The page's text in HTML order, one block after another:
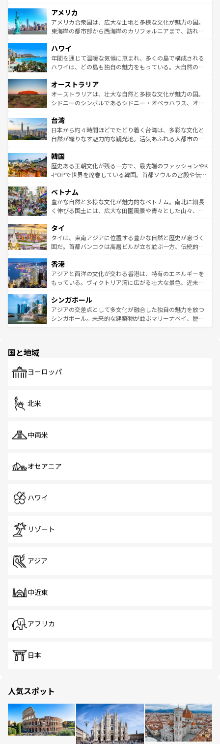
ンツ一覧を参照してほしい。
の建物がそのまま残る町や、スイスならではのユニークな
博物館もあり、アルプス観光だけでなく町歩きも満喫する
ことができる。国民の所得が高いため物価も高いが、旅行
ば市内交通費無料で観光を楽しむこともできる。 なお、新
着のスイス情報はコンテンツ一覧 を参照してほしい。
アメリカ
アメリカ合衆国は、広大な土地と多様な文化が魅力の国。
東海岸の都市部から西海岸のカリフォルニアまで、訪れる
のような巨大都市は、観光、ショッピング、エンターテイ
ンメントが詰まった刺激的なスポットだ。一方、アメリカ
西部には大自然が広がり、グランドキャニオンやイエロー
部のニューオーリンズでは、音楽と美食が融合した独特の
文化が魅力。旅行者はアメリカの各地域で異なる魅力を楽
しみながら、その多様性と豊かな歴史を感じることができ
ならではの贅沢な旅のスタイルだ。 なお、新着のアメリカ
情報はコンテンツ一覧を参照してほしい。
ハワイ
年間を通じて温暖な気候に恵まれ、多くの島で構成される
ハワイは、どの島も独自の魅力をもっている。大自然の神
ワイ島は見逃せない。また、定番の観光地といえばオアフ
島だが、静かな自然を求めるならマウイ島やカウアイ島が
おすすめ。エメラルドグリーンに輝く海をはじめ、豊かな
れるおもてなしの心で訪れる人々を迎えてくれるハワイの
人々、おいしいローカルフードやハワイアンミュージッ
ク、伝統的なフラダンスなど、すべてがハワイの魅力を彩
ワイを、存分に味わってほしい。 なお、新着のハワイ情報
はコンテンツ一覧を参照してほしい。
オーストラリア
オーストラリアは、壮大な自然と多様な文化が魅力の国。
シドニーのシンボルであるシドニー・オペラハウス、オー
リアリーフや大陸中央部にそびえるウルル（エアーズロッ
ク）、タスマニアの美しい原生林やケアンズの熱帯雨林な
ど、見どころがたくさん。また、カフェやワイン、オージ
いる。アクティビティも充実しており、サーフィンやダイ
ビング、ハイキングなど、アウトドア好きにはたまらな
い。オーストラリアの多彩な魅力を存分に味わいつくそ
参照してほしい。
台湾
日本から約４時間ほどでたどり着く台湾は、多彩な文化と
自然が織りなす魅力的な観光地。活気あふれる大都市の台
ン）、静ひつな山岳地帯である台湾東部など、都市の喧騒
と山間の静けさが共存しており、訪れる人に新しい発見と
驚きをもたらしてくれる。また、奥深い台湾の食文化も魅
容にもいいと評判のスイーツなど、バラエティ豊かな料理
が味わえる。 なお、新着の台湾情報は コンテンツ一覧を参
照してほしい。
韓国
歴史ある王朝文化が残る一方で、最先端のファッションやK
-POPで世界を席巻している韓国。首都ソウルの宮殿や伝統
き、地方に足を延ばせば四季折々の自然美を楽しむことが
できる。そして、キムチや焼肉、絶品のストリートフード
まで、さまざまな韓国料理が待っている。夜には、韓国な
リティに包まれながら、韓国の多彩な魅力を心ゆくまで味
わってみてほしい。 なお、新着の韓国情報はコンテンツ一
覧を参照してほしい。
ベトナム
豊かな自然と多様な文化が魅力的なベトナム。南北に細長
く伸びる国土には、広大な田園風景や青々とした山々、世
急速な発展と共に伝統が息づく。ハノイの古い町並みやホ
ーチミン市のフランス統治時代の建物も、独特の雰囲気を
醸し出している。また、バラエティの豊かさとおいしさで
とつ。フォーやバインミー、ベトナムコーヒーなどは、ぜ
ひ現地で味わいたい。どの地域を訪れてもあたたかい人々
が旅行者を迎えてくれるので、きっと忘れられない旅にな
参照してほしい。
タイ
タイは、東南アジアに位置する豊かな自然と歴史が息づく
国だ。首都バンコクは高層ビルが立ち並ぶ一方、伝統的な
の活気が交差している。北部ではチェンマイなどの山岳地
帯で自然と触れ合い、南部ではプーケットやクラビの美し
いビーチでリゾート気分を楽しむことができる。タイ料理
激する。気候は一年中温暖で、どの季節にも異なる楽しみ
が待っている。親しみやすいタイの人々、仏教を中心とし
た文化、そして多様な観光資源が、訪れる旅人を魅了し続
香港
アジアと西洋の文化が交わる香港は、特有のエネルギーを
もっている。ヴィクトリア湾に広がる壮大な景色、近未来
み、どこを訪れても感動するはず。観光スポットが密集し
ており、効率よく見どころを回れるのも魅力。息をのむよ
うな絶景から文化的な体験まで、香港を存分に楽しみ尽く
シンガポール
アジアの交差点として多文化が融合した独自の魅力を放つ
シンガポール。未来的な建築物が並ぶマリーナベイ、歴史
で、ホーカーズは地元の風情を楽しめる外せないスポット
国と地域
ヨーロッパ
北米
中南米
オセアニア
ハワイ
リゾート
アジア
中近東
アフリカ
日本
人気スポット